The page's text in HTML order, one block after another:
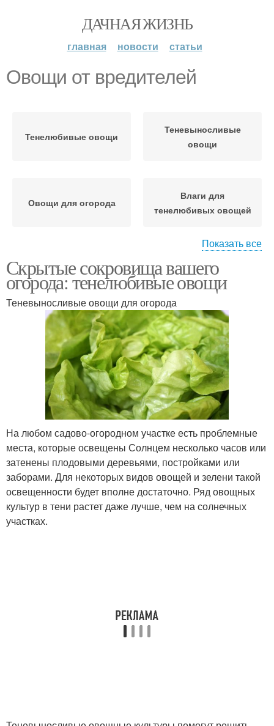
ДАЧНАЯ ЖИЗНЬ
главная новости статьи
Овощи от вредителей
Тенелюбивые овощи
Теневыносливые
овощи
Овощи для огорода
Влаги для
тенелюбивых овощей
Овощи на солнце Солнечные овощи
Показать все
Скрытые сокровища вашего
огорода: тенелюбивые овощи
Теневыносливые овощи для огорода
На любом садово-огородном участке есть проблемные
места, которые освещены Солнцем несколько часов или
затенены плодовыми деревьями, постройками или
заборами. Для некоторых видов овощей и зелени такой
освещенности будет вполне достаточно. Ряд овощных
культур в тени растет даже лучше, чем на солнечных
участках.